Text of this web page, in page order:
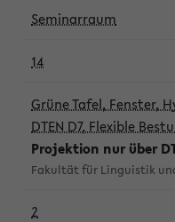
Seminarraum
14
Grüne Tafel, Fenster,
DTEN D7, Flexible
Projektion nur über
Fakultät für Linguistik
2